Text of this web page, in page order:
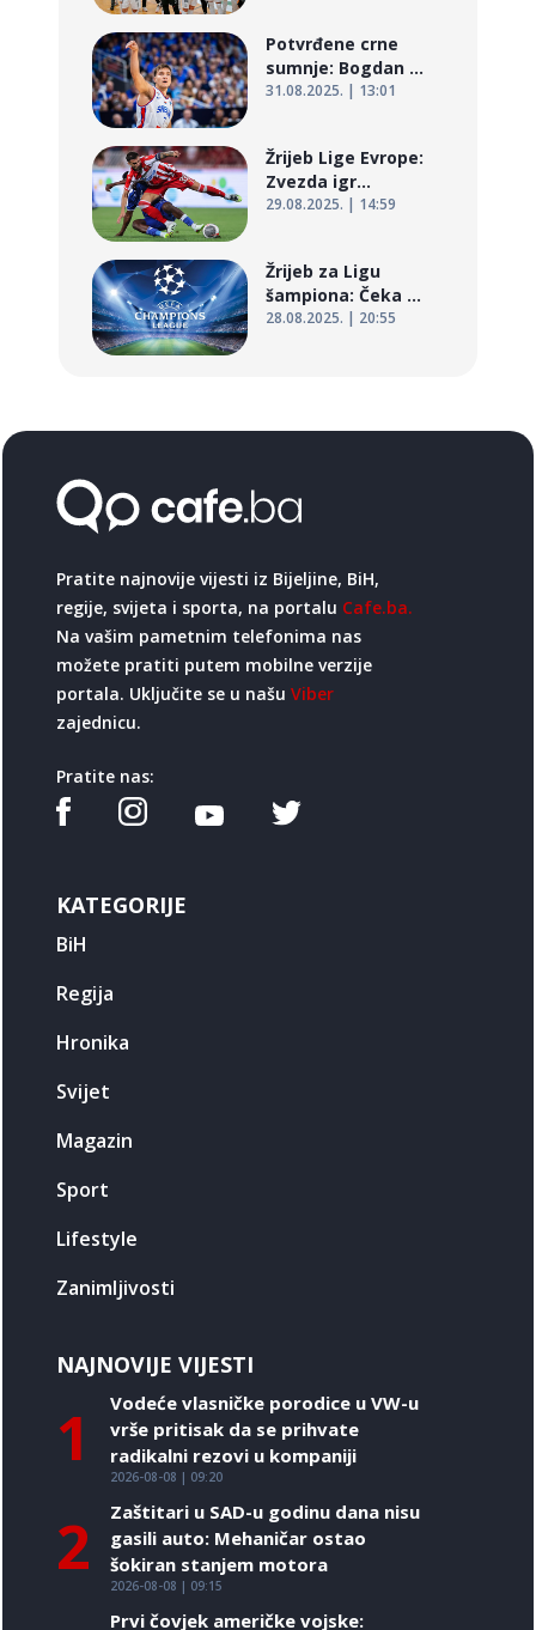
Potvrđene crne
sumnje: Bogdan ...
31.08.2025. | 13:01
Žrijeb Lige Evrope:
Zvezda igr...
29.08.2025. | 14:59
Žrijeb za Ligu
šampiona: Čeka ...
28.08.2025. | 20:55
Pratite najnovije vijesti iz Bijeljine, BiH,
regije, svijeta i sporta, na portalu Cafe.ba.
Na vašim pametnim telefonima nas
možete pratiti putem mobilne verzije
portala. Uključite se u našu Viber
zajednicu.
Pratite nas:
KATEGORIJE
BiH
Regija
Hronika
Svijet
Magazin
Sport
Lifestyle
Zanimljivosti
NAJNOVIJE VIJESTI
1
Vodeće vlasničke porodice u VW-u
vrše pritisak da se prihvate
radikalni rezovi u kompaniji
2026-08-08 | 09:20
2
Zaštitari u SAD-u godinu dana nisu
gasili auto: Mehaničar ostao
šokiran stanjem motora
2026-08-08 | 09:15
Prvi čovjek američke vojske: